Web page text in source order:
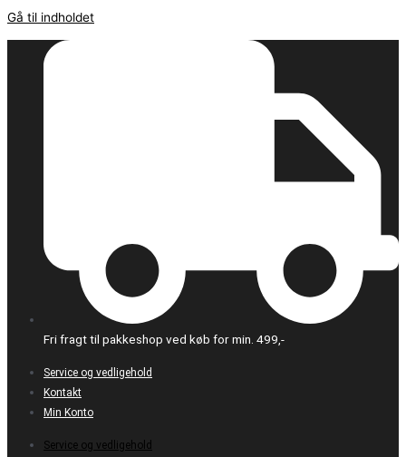
Gå til indholdet
Fri fragt til pakkeshop ved køb for min. 499,-
Service og vedligehold
Kontakt
Min Konto
Service og vedligehold